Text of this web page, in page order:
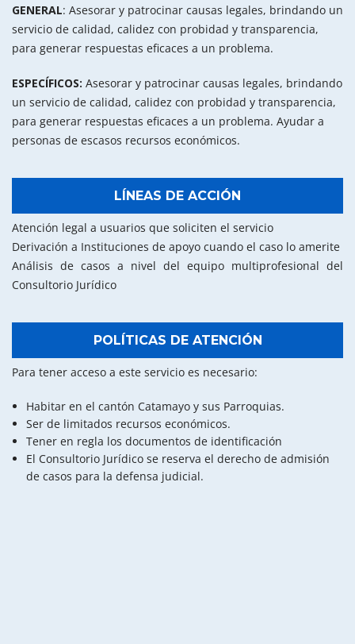
GENERAL: Asesorar y patrocinar causas legales, brindando un
servicio de calidad, calidez con probidad y transparencia,
para generar respuestas eficaces a un problema.
ESPECÍFICOS: Asesorar y patrocinar causas legales, brindando
un servicio de calidad, calidez con probidad y transparencia,
para generar respuestas eficaces a un problema. Ayudar a
personas de escasos recursos económicos.
LÍNEAS DE ACCIÓN
Atención legal a usuarios que soliciten el servicio
Derivación a Instituciones de apoyo cuando el caso lo amerite
Análisis de casos a nivel del equipo multiprofesional del
Consultorio Jurídico
POLÍTICAS DE ATENCIÓN
Para tener acceso a este servicio es necesario:
Habitar en el cantón Catamayo y sus Parroquias.
Ser de limitados recursos económicos.
Tener en regla los documentos de identificación
El Consultorio Jurídico se reserva el derecho de admisión
de casos para la defensa judicial.